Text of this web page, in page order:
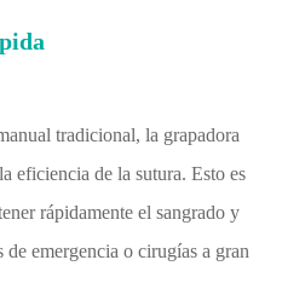
tradicional, la grapadora
eficiencia de la sutura. Esto es
rápidamente el sangrado y
de emergencia o cirugías a gran